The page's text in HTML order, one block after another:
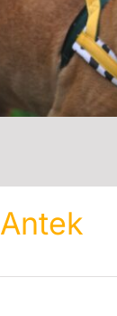
Antek